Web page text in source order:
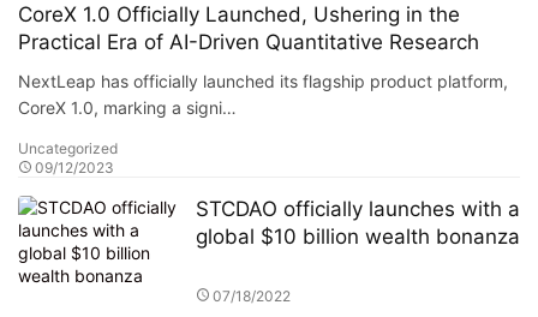
CoreX 1.0 Officially Launched, Ushering in the
Practical Era of AI-Driven Quantitative Research
NextLeap has officially launched its flagship product platform,
CoreX 1.0, marking a signi…
Uncategorized
09/12/2023
STCDAO officially launches with a
global $10 billion wealth bonanza
07/18/2022